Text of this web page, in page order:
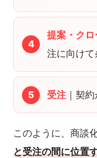
提案・ク
注に向けて
受注 ｜契
このように、商談
と受注の間に位置